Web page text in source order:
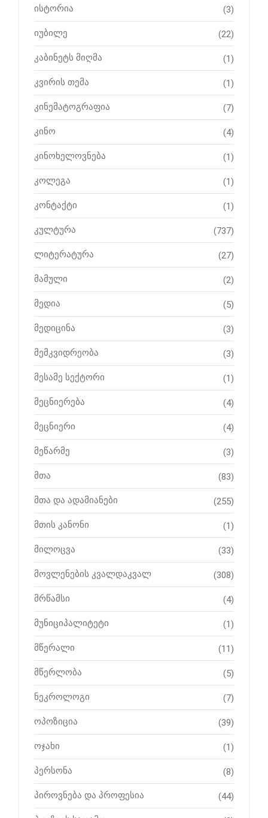
ისტორია (3)
იუბილე (22)
კაბინეტს მიღმა (1)
კვირის თემა (1)
კინემატოგრაფია (7)
კინო (4)
კინოხელოვნება (1)
კოლეგა (1)
კონტაქტი (1)
კულტურა (737)
ლიტერატურა (27)
მამული (2)
მედია (5)
მედიცინა (3)
მემკვიდრეობა (3)
მესამე სექტორი (1)
მეცნიერება (4)
მეცნიერი (4)
მეწარმე (3)
მთა (83)
მთა და ადამიანები (255)
მთის კანონი (1)
მილოცვა (33)
მოვლენების კვალდაკვალ (308)
მრწამსი (4)
მუნიციპალიტეტი (1)
მწერალი (11)
მწერლობა (5)
ნეკროლოგი (7)
ოპოზიცია (39)
ოჯახი (1)
პერსონა (8)
პიროვნება და პროფესია (44)